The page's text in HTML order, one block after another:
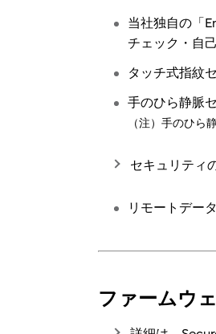
当社独自の「
チェック・自
タッチ式指紋
手のひら静脈
（注）手のひら
セキュリティ
リモートデー
ファームウ